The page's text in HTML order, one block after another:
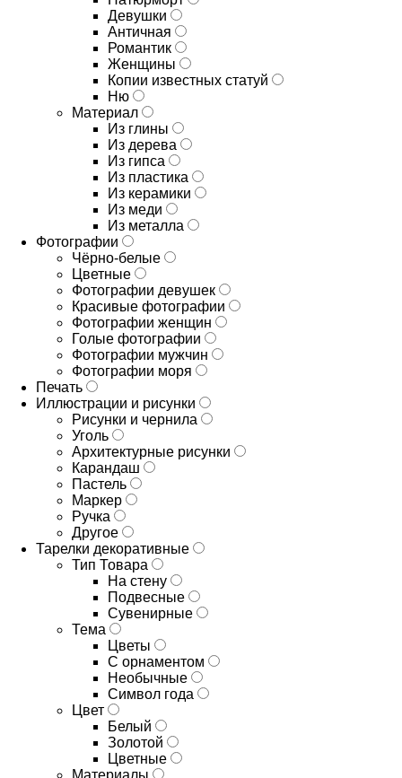
Девушки
Античная
Романтик
Женщины
Копии известных статуй
Ню
Материал
Из глины
Из дерева
Из гипса
Из пластика
Из керамики
Из меди
Из металла
Фотографии
Чёрно-белые
Цветные
Фотографии девушек
Красивые фотографии
Фотографии женщин
Голые фотографии
Фотографии мужчин
Фотографии моря
Печать
Иллюстрации и рисунки
Рисунки и чернила
Уголь
Архитектурные рисунки
Карандаш
Пастель
Маркер
Ручка
Другое
Тарелки декоративные
Тип Товара
На стену
Подвесные
Сувенирные
Тема
Цветы
С орнаментом
Необычные
Символ года
Цвет
Белый
Золотой
Цветные
Материалы